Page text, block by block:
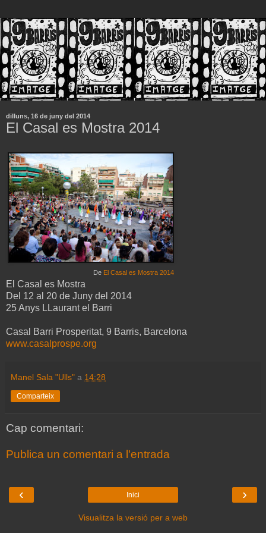
dilluns, 16 de juny del 2014
El Casal es Mostra 2014
De El Casal es Mostra 2014
El Casal es Mostra
Del 12 al 20 de Juny del 2014
25 Anys LLaurant el Barri
Casal Barri Prosperitat, 9 Barris, Barcelona
www.casalprospe.org
Manel Sala "Ulls" a 14:28
Comparteix
Cap comentari:
Publica un comentari a l'entrada
‹ ›
Inici
Visualitza la versió per a web